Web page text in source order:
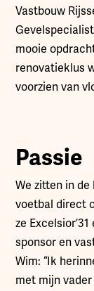
Vastbouw
mooie
renovatieklus
voorzien van
Passie
We zitten in
voetbal direct
ze
sponsor en
Wim: “Ik
met mijn vader